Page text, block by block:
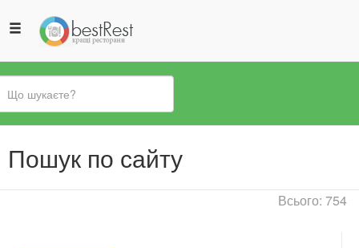
Ви
єПошук по сайту
Всього: 754